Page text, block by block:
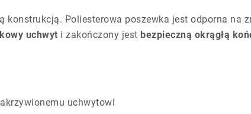
konstrukcją. Poliesterowa poszewka jest odporna na
uchwyt i zakończony jest bezpieczną okrągłą
uchwytowi